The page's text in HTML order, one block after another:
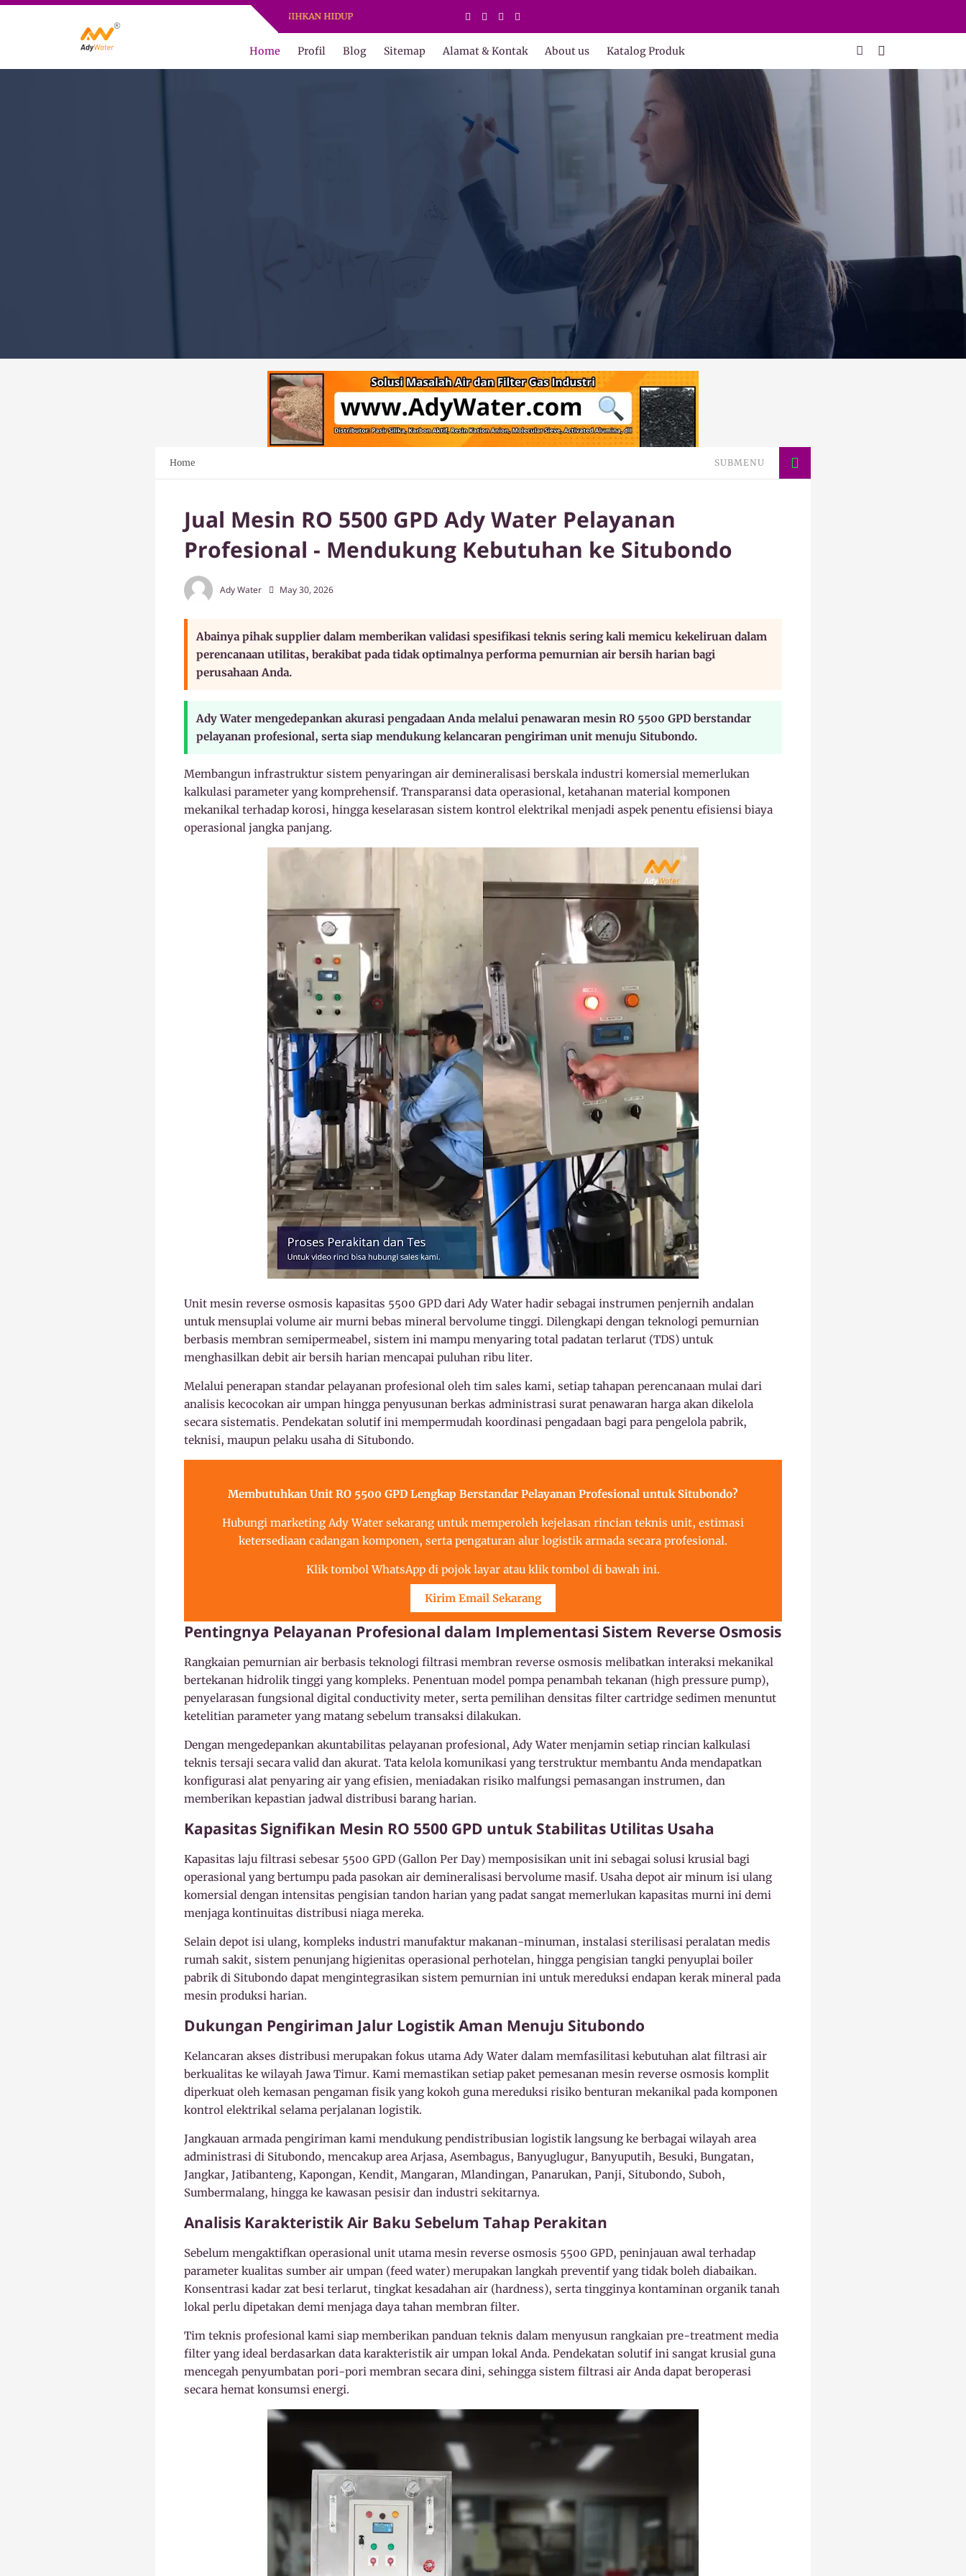
ADY WATER | JERNIHKAN HIDUP
Home Profil Blog Sitemap Alamat & Kontak About us Katalog Produk
Home SUBMENU
Jual Mesin RO 5500 GPD Ady Water Pelayanan
Profesional - Mendukung Kebutuhan ke Situbondo
Ady Water May 30, 2026
Abainya pihak supplier dalam memberikan validasi spesifikasi teknis sering kali memicu kekeliruan dalam
perencanaan utilitas, berakibat pada tidak optimalnya performa pemurnian air bersih harian bagi
perusahaan Anda.
Ady Water mengedepankan akurasi pengadaan Anda melalui penawaran mesin RO 5500 GPD berstandar
pelayanan profesional, serta siap mendukung kelancaran pengiriman unit menuju Situbondo.
Membangun infrastruktur sistem penyaringan air demineralisasi berskala industri komersial memerlukan
kalkulasi parameter yang komprehensif. Transparansi data operasional, ketahanan material komponen
mekanikal terhadap korosi, hingga keselarasan sistem kontrol elektrikal menjadi aspek penentu efisiensi biaya
operasional jangka panjang.
Unit mesin reverse osmosis kapasitas 5500 GPD dari Ady Water hadir sebagai instrumen penjernih andalan
untuk mensuplai volume air murni bebas mineral bervolume tinggi. Dilengkapi dengan teknologi pemurnian
berbasis membran semipermeabel, sistem ini mampu menyaring total padatan terlarut (TDS) untuk
menghasilkan debit air bersih harian mencapai puluhan ribu liter.
Melalui penerapan standar pelayanan profesional oleh tim sales kami, setiap tahapan perencanaan mulai dari
analisis kecocokan air umpan hingga penyusunan berkas administrasi surat penawaran harga akan dikelola
secara sistematis. Pendekatan solutif ini mempermudah koordinasi pengadaan bagi para pengelola pabrik,
teknisi, maupun pelaku usaha di Situbondo.
Membutuhkan Unit RO 5500 GPD Lengkap Berstandar Pelayanan Profesional untuk Situbondo?
Hubungi marketing Ady Water sekarang untuk memperoleh kejelasan rincian teknis unit, estimasi
ketersediaan cadangan komponen, serta pengaturan alur logistik armada secara profesional.
Klik tombol WhatsApp di pojok layar atau klik tombol di bawah ini.
Kirim Email Sekarang
Pentingnya Pelayanan Profesional dalam Implementasi Sistem Reverse Osmosis
Rangkaian pemurnian air berbasis teknologi filtrasi membran reverse osmosis melibatkan interaksi mekanikal
bertekanan hidrolik tinggi yang kompleks. Penentuan model pompa penambah tekanan (high pressure pump),
penyelarasan fungsional digital conductivity meter, serta pemilihan densitas filter cartridge sedimen menuntut
ketelitian parameter yang matang sebelum transaksi dilakukan.
Dengan mengedepankan akuntabilitas pelayanan profesional, Ady Water menjamin setiap rincian kalkulasi
teknis tersaji secara valid dan akurat. Tata kelola komunikasi yang terstruktur membantu Anda mendapatkan
konfigurasi alat penyaring air yang efisien, meniadakan risiko malfungsi pemasangan instrumen, dan
memberikan kepastian jadwal distribusi barang harian.
Kapasitas Signifikan Mesin RO 5500 GPD untuk Stabilitas Utilitas Usaha
Kapasitas laju filtrasi sebesar 5500 GPD (Gallon Per Day) memposisikan unit ini sebagai solusi krusial bagi
operasional yang bertumpu pada pasokan air demineralisasi bervolume masif. Usaha depot air minum isi ulang
komersial dengan intensitas pengisian tandon harian yang padat sangat memerlukan kapasitas murni ini demi
menjaga kontinuitas distribusi niaga mereka.
Selain depot isi ulang, kompleks industri manufaktur makanan-minuman, instalasi sterilisasi peralatan medis
rumah sakit, sistem penunjang higienitas operasional perhotelan, hingga pengisian tangki penyuplai boiler
pabrik di Situbondo dapat mengintegrasikan sistem pemurnian ini untuk mereduksi endapan kerak mineral pada
mesin produksi harian.
Dukungan Pengiriman Jalur Logistik Aman Menuju Situbondo
Kelancaran akses distribusi merupakan fokus utama Ady Water dalam memfasilitasi kebutuhan alat filtrasi air
berkualitas ke wilayah Jawa Timur. Kami memastikan setiap paket pemesanan mesin reverse osmosis komplit
diperkuat oleh kemasan pengaman fisik yang kokoh guna mereduksi risiko benturan mekanikal pada komponen
kontrol elektrikal selama perjalanan logistik.
Jangkauan armada pengiriman kami mendukung pendistribusian logistik langsung ke berbagai wilayah area
administrasi di Situbondo, mencakup area Arjasa, Asembagus, Banyuglugur, Banyuputih, Besuki, Bungatan,
Jangkar, Jatibanteng, Kapongan, Kendit, Mangaran, Mlandingan, Panarukan, Panji, Situbondo, Suboh,
Sumbermalang, hingga ke kawasan pesisir dan industri sekitarnya.
Analisis Karakteristik Air Baku Sebelum Tahap Perakitan
Sebelum mengaktifkan operasional unit utama mesin reverse osmosis 5500 GPD, peninjauan awal terhadap
parameter kualitas sumber air umpan (feed water) merupakan langkah preventif yang tidak boleh diabaikan.
Konsentrasi kadar zat besi terlarut, tingkat kesadahan air (hardness), serta tingginya kontaminan organik tanah
lokal perlu dipetakan demi menjaga daya tahan membran filter.
Tim teknis profesional kami siap memberikan panduan teknis dalam menyusun rangkaian pre-treatment media
filter yang ideal berdasarkan data karakteristik air umpan lokal Anda. Pendekatan solutif ini sangat krusial guna
mencegah penyumbatan pori-pori membran secara dini, sehingga sistem filtrasi air Anda dapat beroperasi
secara hemat konsumsi energi.